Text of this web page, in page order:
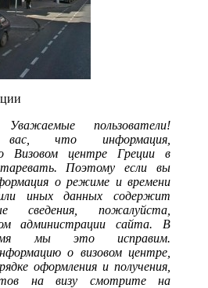
Уважаемые пользователи!
вас, что информация,
о Визовом центре Греции в
Поэтому если вы
о режиме и времени
иных данных содержит
сведения, пожалуйста,
администрации сайта. В
мы это исправим.
о визовом центре,
оформления и получения,
на визу смотрите на